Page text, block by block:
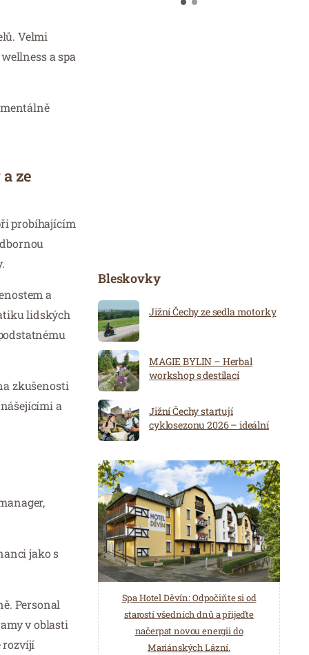
Velmi
a spa
ze
probíhajícím
a
lidských
zkušenosti
a
jako s
Personal
v oblasti
rozvíjí
Bleskovky
Jižní Čechy ze sedla motorky
MAGIE BYLIN – Herbal
workshop s destilací
Jižní Čechy startují
cyklosezonu 2026 – ideální
Spa Hotel Děvín: Odpočiňte si od
starostí všedních dnů a přijeďte
načerpat novou energii do
Mariánských Lázní.
Saunový ráj Holice: Odpočinek a
relaxace v oáze klidu a pohody.
Několik druhů saun a různé možnosti
ochlazení.